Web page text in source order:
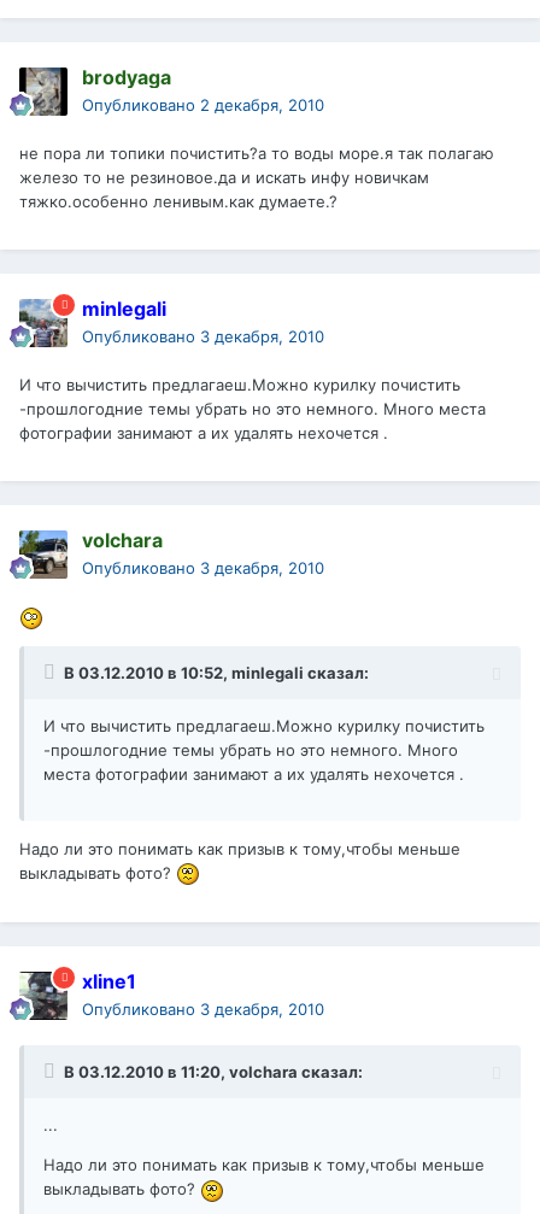
brodyaga
Опубликовано 2 декабря, 2010
не пора ли топики почистить?а то воды море.я так полагаю
железо то не резиновое.да и искать инфу новичкам
тяжко.особенно ленивым.как думаете.?
minlegali
Опубликовано 3 декабря, 2010
И что вычистить предлагаеш.Можно курилку почистить
-прошлогодние темы убрать но это немного. Много места
фотографии занимают а их удалять нехочется .
volchara
Опубликовано 3 декабря, 2010
В 03.12.2010 в 10:52, minlegali сказал:
И что вычистить предлагаеш.Можно курилку почистить
-прошлогодние темы убрать но это немного. Много
места фотографии занимают а их удалять нехочется .
Надо ли это понимать как призыв к тому,чтобы меньше
выкладывать фото?
xline1
Опубликовано 3 декабря, 2010
В 03.12.2010 в 11:20, volchara сказал:
...
Надо ли это понимать как призыв к тому,чтобы меньше
выкладывать фото?